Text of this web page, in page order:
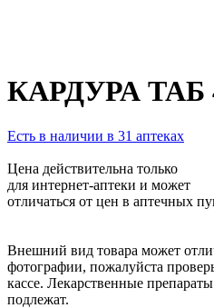
КАРДУРА ТАБ
Есть в наличии в 31 аптеках
Цена действительна только
для интернет-аптеки и может
отличаться от цен в аптечных
Внешний вид товара может
фотографии, пожалуйста
кассе. Лекарственные
подлежат.